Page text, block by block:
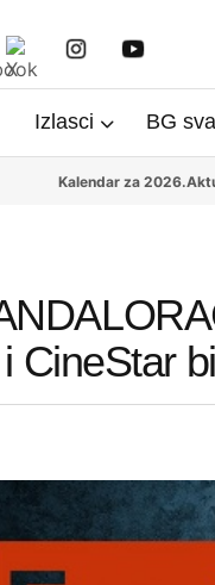
Izlasci BG
Kalendar za 2026.
CineStar